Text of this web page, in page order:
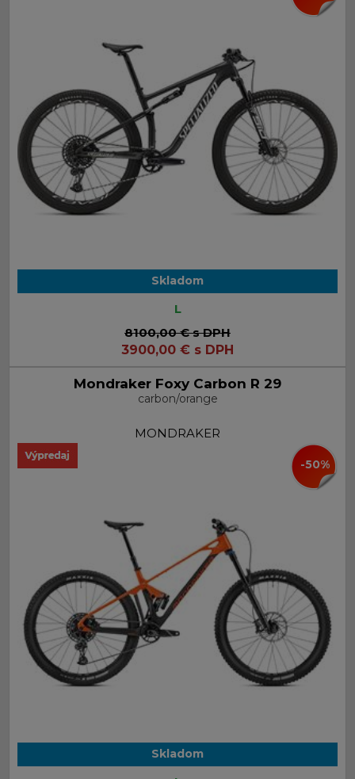
Skladom
L
8100,00 €s DPH
3900,00 € s DPH
Mondraker Foxy Carbon R 29
carbon/orange
MONDRAKER
-50%
Skladom